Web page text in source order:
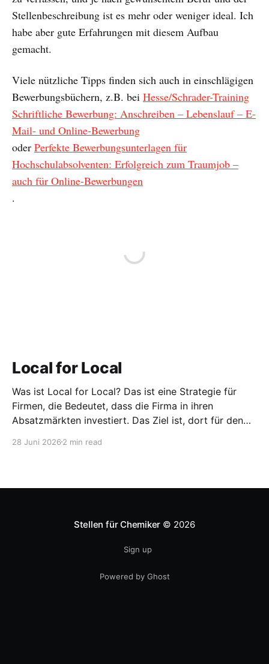
Stellenbeschreibung ist es mehr oder weniger ideal. Ich
habe aber gute Erfahrungen mit diesem Aufbau
gemacht.
Viele nützliche Tipps finden sich auch in einschlägigen
Bewerbungsbüchern, z.B. bei Hesse/Schrader-Training
Schriftliche Bewerbung: Anschreiben – Lebenslauf – E-
Mail- und Online-Bewerbung
oder Perfekte Bewerbungsunterlagen für
Hochschulabsolventen: Erfolgreich zum Traumjob –
auch für Online-Bewerbungen
.
Local for Local
Was ist Local for Local? Das ist eine Strategie für
Firmen, die Bedeutet, dass die Firma in ihren
Absatzmärkten investiert. Das Ziel ist, dort für den
entwickeln. Diese Strategie ist von Toyota bekannt,
28 Juni 2026 2 min read
Stellen für Chemiker © 2026
Sign up
Powered by Ghost